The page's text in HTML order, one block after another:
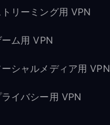
リーミング用 VPN
ム用 VPN
シャルメディア用 VPN
イバシー用 VPN